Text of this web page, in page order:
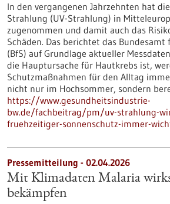
In den vergangenen Jahrzehnten hat
Strahlung (UV-Strahlung) in
zugenommen und damit auch das
Schäden. Das berichtet das
(BfS) auf Grundlage aktueller
die Hauptursache für Hautkrebs ist,
Schutzmaßnahmen für den Alltag
nicht nur im Hochsommer, sondern
https://www.gesundheitsindustrie-
bw.de/fachbeitrag/pm/uv-strahlung-
fruehzeitiger-sonnenschutz-immer-
Pressemitteilung - 02.04.2026
Mit Klimadaten Malaria
bekämpfen